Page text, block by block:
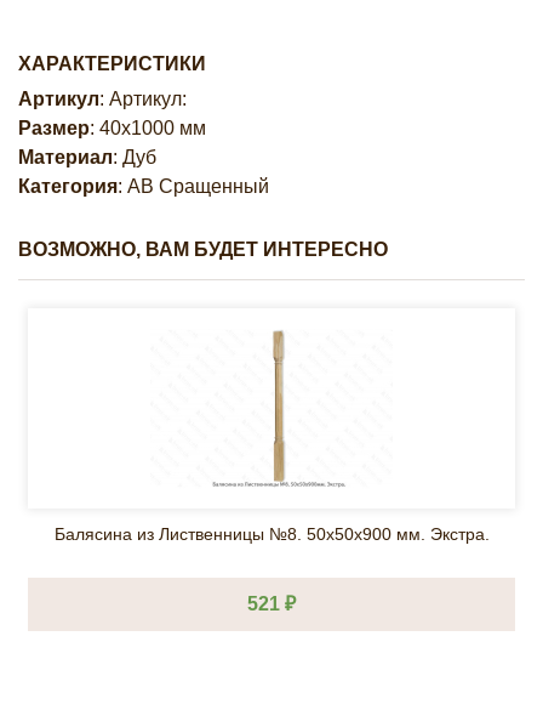
ХАРАКТЕРИСТИКИ
Артикул: Артикул:
Размер: 40х1000 мм
Материал: Дуб
Категория: АВ Сращенный
ВОЗМОЖНО, ВАМ БУДЕТ ИНТЕРЕСНО
Балясина из Лиственницы №8. 50х50х900 мм. Экстра.
521 ₽